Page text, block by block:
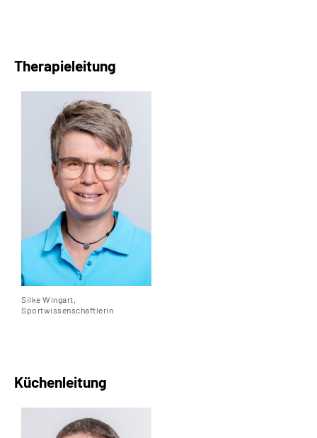
Therapieleitung
Silke Wingart,
Sportwissenschaftlerin
Küchenleitung